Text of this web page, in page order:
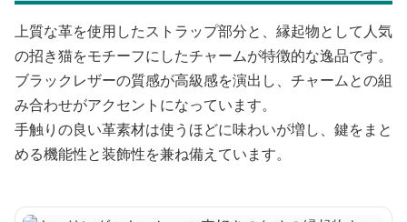
上質な革を使用したストラップ部分と、縁起物として人気
の招き猫をモチーフにしたチャームが特徴的な逸品です。
ブラックレザーの質感が高級感を演出し、チャームとの組
み合わせがアクセントになっています。
手触りの良い革素材は使うほどに味わいが増し、鍵をまと
める機能性と装飾性を兼ね備えています。